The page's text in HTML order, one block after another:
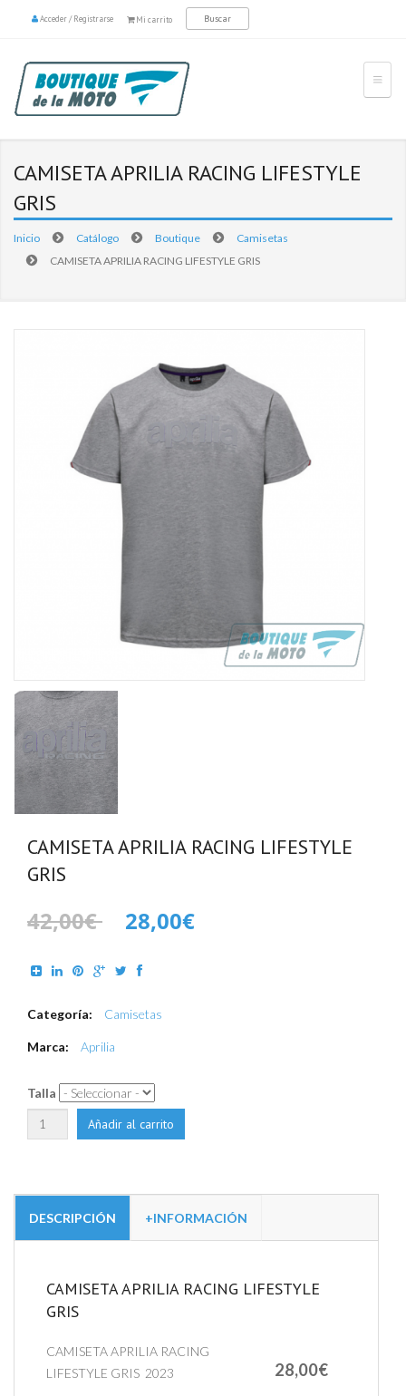
Mi carrito
Acceder/Registrarse
CAMISETA APRILIA RACING LIFESTYLE
GRIS
Inicio Catálogo Boutique
Camisetas
CAMISETA APRILIA RACING LIFESTYLE GRIS
CAMISETA APRILIA RACING LIFESTYLE
GRIS
42,00€ 28,00€
Categoría: Camisetas
Marca: Aprilia
Talla
DESCRIPCIÓN +INFORMACIÓN
CAMISETA APRILIA RACING LIFESTYLE
GRIS
28,00€
CAMISETA APRILIA RACING
LIFESTYLE GRIS 2023